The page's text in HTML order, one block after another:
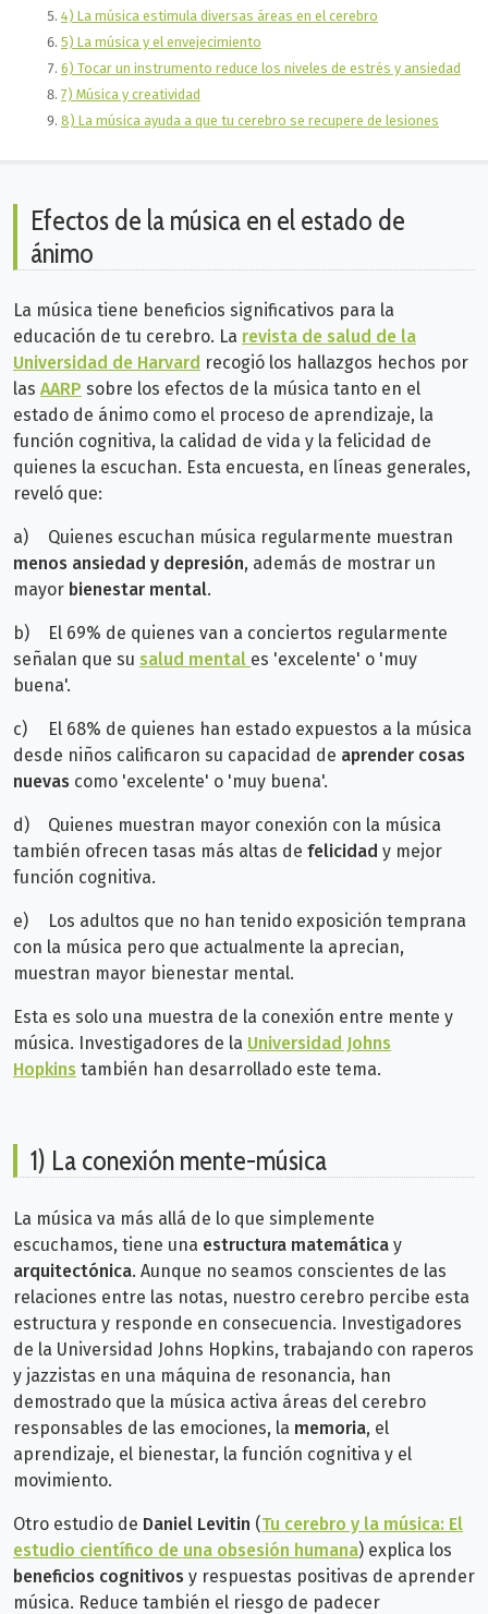
4) La música estimula diversas áreas en el cerebro
5) La música y el envejecimiento
6) Tocar un instrumento reduce los niveles de estrés y ansiedad
7) Música y creatividad
8) La música ayuda a que tu cerebro se recupere de lesiones
Efectos de la música en el estado de
ánimo
La música tiene beneficios significativos para la
educación de tu cerebro. La revista de salud de la
Universidad de Harvard recogió los hallazgos hechos por
las AARP sobre los efectos de la música tanto en el
estado de ánimo como el proceso de aprendizaje, la
función cognitiva, la calidad de vida y la felicidad de
quienes la escuchan. Esta encuesta, en líneas generales,
reveló que:
a)
Quienes escuchan música regularmente muestran
menos ansiedad y depresión, además de mostrar un
mayor bienestar mental.
b)
El 69% de quienes van a conciertos regularmente
señalan que su salud mental es 'excelente' o 'muy
buena'.
c)
El 68% de quienes han estado expuestos a la música
desde niños calificaron su capacidad de aprender cosas
nuevas como 'excelente' o 'muy buena'.
d)
Quienes muestran mayor conexión con la música
también ofrecen tasas más altas de felicidad y mejor
función cognitiva.
e)
Los adultos que no han tenido exposición temprana
con la música pero que actualmente la aprecian,
muestran mayor bienestar mental.
Esta es solo una muestra de la conexión entre mente y
música. Investigadores de la Universidad Johns
Hopkins también han desarrollado este tema.
1) La conexión mente-música
La música va más allá de lo que simplemente
escuchamos, tiene una estructura matemática y
arquitectónica. Aunque no seamos conscientes de las
relaciones entre las notas, nuestro cerebro percibe esta
estructura y responde en consecuencia. Investigadores
de la Universidad Johns Hopkins, trabajando con raperos
y jazzistas en una máquina de resonancia, han
demostrado que la música activa áreas del cerebro
responsables de las emociones, la memoria, el
aprendizaje, el bienestar, la función cognitiva y el
movimiento.
Otro estudio de Daniel Levitin (Tu cerebro y la música: El
estudio científico de una obsesión humana) explica los
beneficios cognitivos y respuestas positivas de aprender
música. Reduce también el riesgo de padecer